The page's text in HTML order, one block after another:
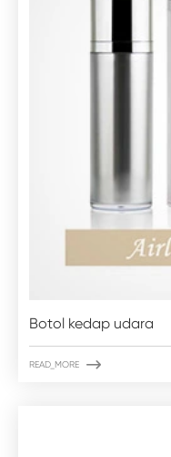
Botol kedap udara
READ_MORE 